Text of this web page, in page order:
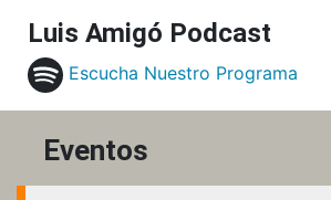
Luis Amigó Podcast
Escucha Nuestro Programa
Eventos